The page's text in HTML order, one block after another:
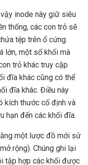
inode này giữ siêu
thống, các con trỏ sẽ
tệp trên ổ cứng.
lớn, một số khối mà
trỏ khác truy cập
đĩa khác cũng có thể
đĩa khác. Điều này
kích thước cố định và
hạn đến các khối đĩa.
một lược đồ mới sử
rộng). Chúng ghi lại
tập hợp các khối được